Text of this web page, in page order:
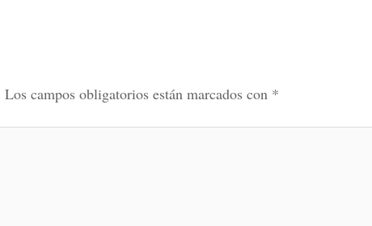
Los campos obligatorios están marcados con *